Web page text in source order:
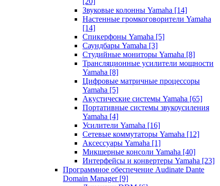
Звуковые колонны Yamaha [14]
Настенные громкоговорители Yamaha
[14]
Спикерфоны Yamaha [5]
Саундбары Yamaha [3]
Студийные мониторы Yamaha [8]
Трансляционные усилители мощности
Yamaha [8]
Цифровые матричные процессоры
Yamaha [5]
Акустические системы Yamaha [65]
Портативные системы звукоусиления
Yamaha [4]
Усилители Yamaha [16]
Сетевые коммутаторы Yamaha [12]
Аксессуары Yamaha [1]
Микшерные консоли Yamaha [40]
Интерфейсы и конвертеры Yamaha [23]
Программное обеспечение Audinate Dante
Domain Manager [9]